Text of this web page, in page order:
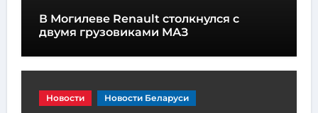
В Могилеве Renault столкнулся с
двумя грузовиками МАЗ
Новости Новости Беларуси